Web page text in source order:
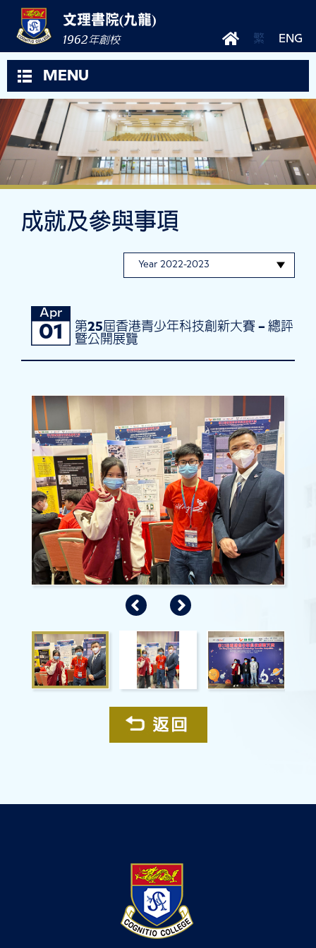
文理書院(九龍)
1962年創校 繁 ENG
MENU
成就及參與事項
Apr
01
第25屆香港青少年科技創新大賽 – 總評
暨公開展覽